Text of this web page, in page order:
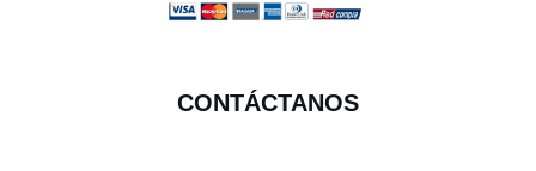
CONTÁCTANOS